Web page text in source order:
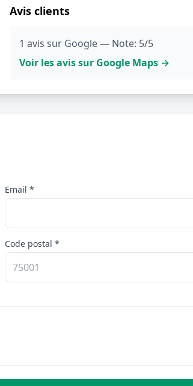
Avis clients
1 avis sur Google — Note: 5/5
Voir les avis sur Google Maps →
Email *
Code postal *